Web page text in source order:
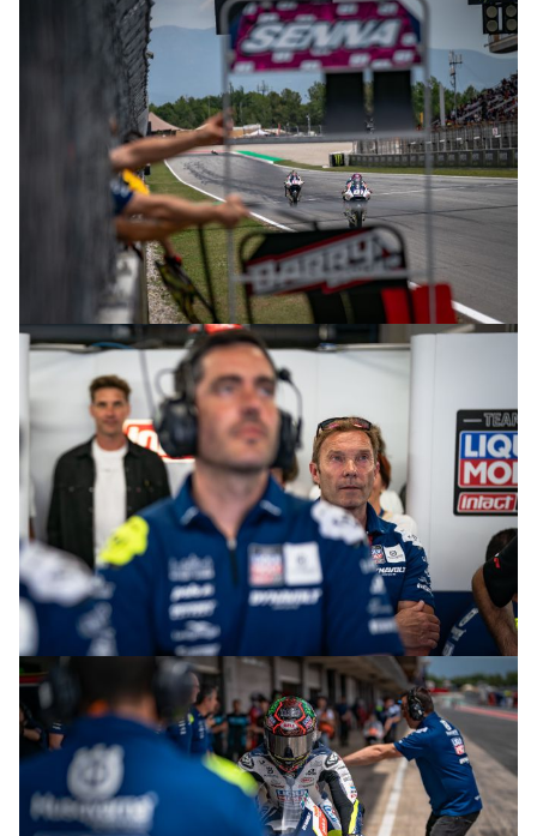
© R.Lekl & S.Wobser
© R.Lekl & S.Wobser
© R.Lekl & S.Wobser